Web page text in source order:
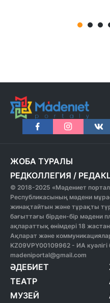
ЖОБА ТУРАЛЫ
РЕДКОЛЛЕГИЯ /
© 2018-2025 «Мәдениет
Республикасының мәдени
жинақтайтын және тұрақты
бағыттағы бірден-бір мәдени
ақпараттық өнімдері 18
Ақпарат және коммуникациялар
KZ09VPY00109962 - ИА куәлігі
madeniportal@gmail.com
ӘДЕБИЕТ
ТЕАТР
МУЗЕЙ